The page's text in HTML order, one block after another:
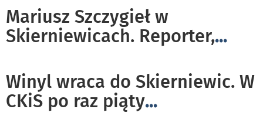
Mariusz Szczygieł w
Skierniewicach. Reporter,...
Winyl wraca do Skierniewic. W
CKiS po raz piąty...